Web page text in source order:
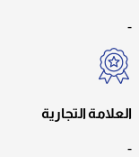
-
العلامة التجارية
-